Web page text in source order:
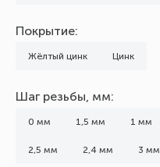
Покрытие:
Жёлтый цинк Цинк
Шаг резьбы, мм:
0 мм 1,5 мм 1 мм
2,5 мм 2,4 мм 3 мм